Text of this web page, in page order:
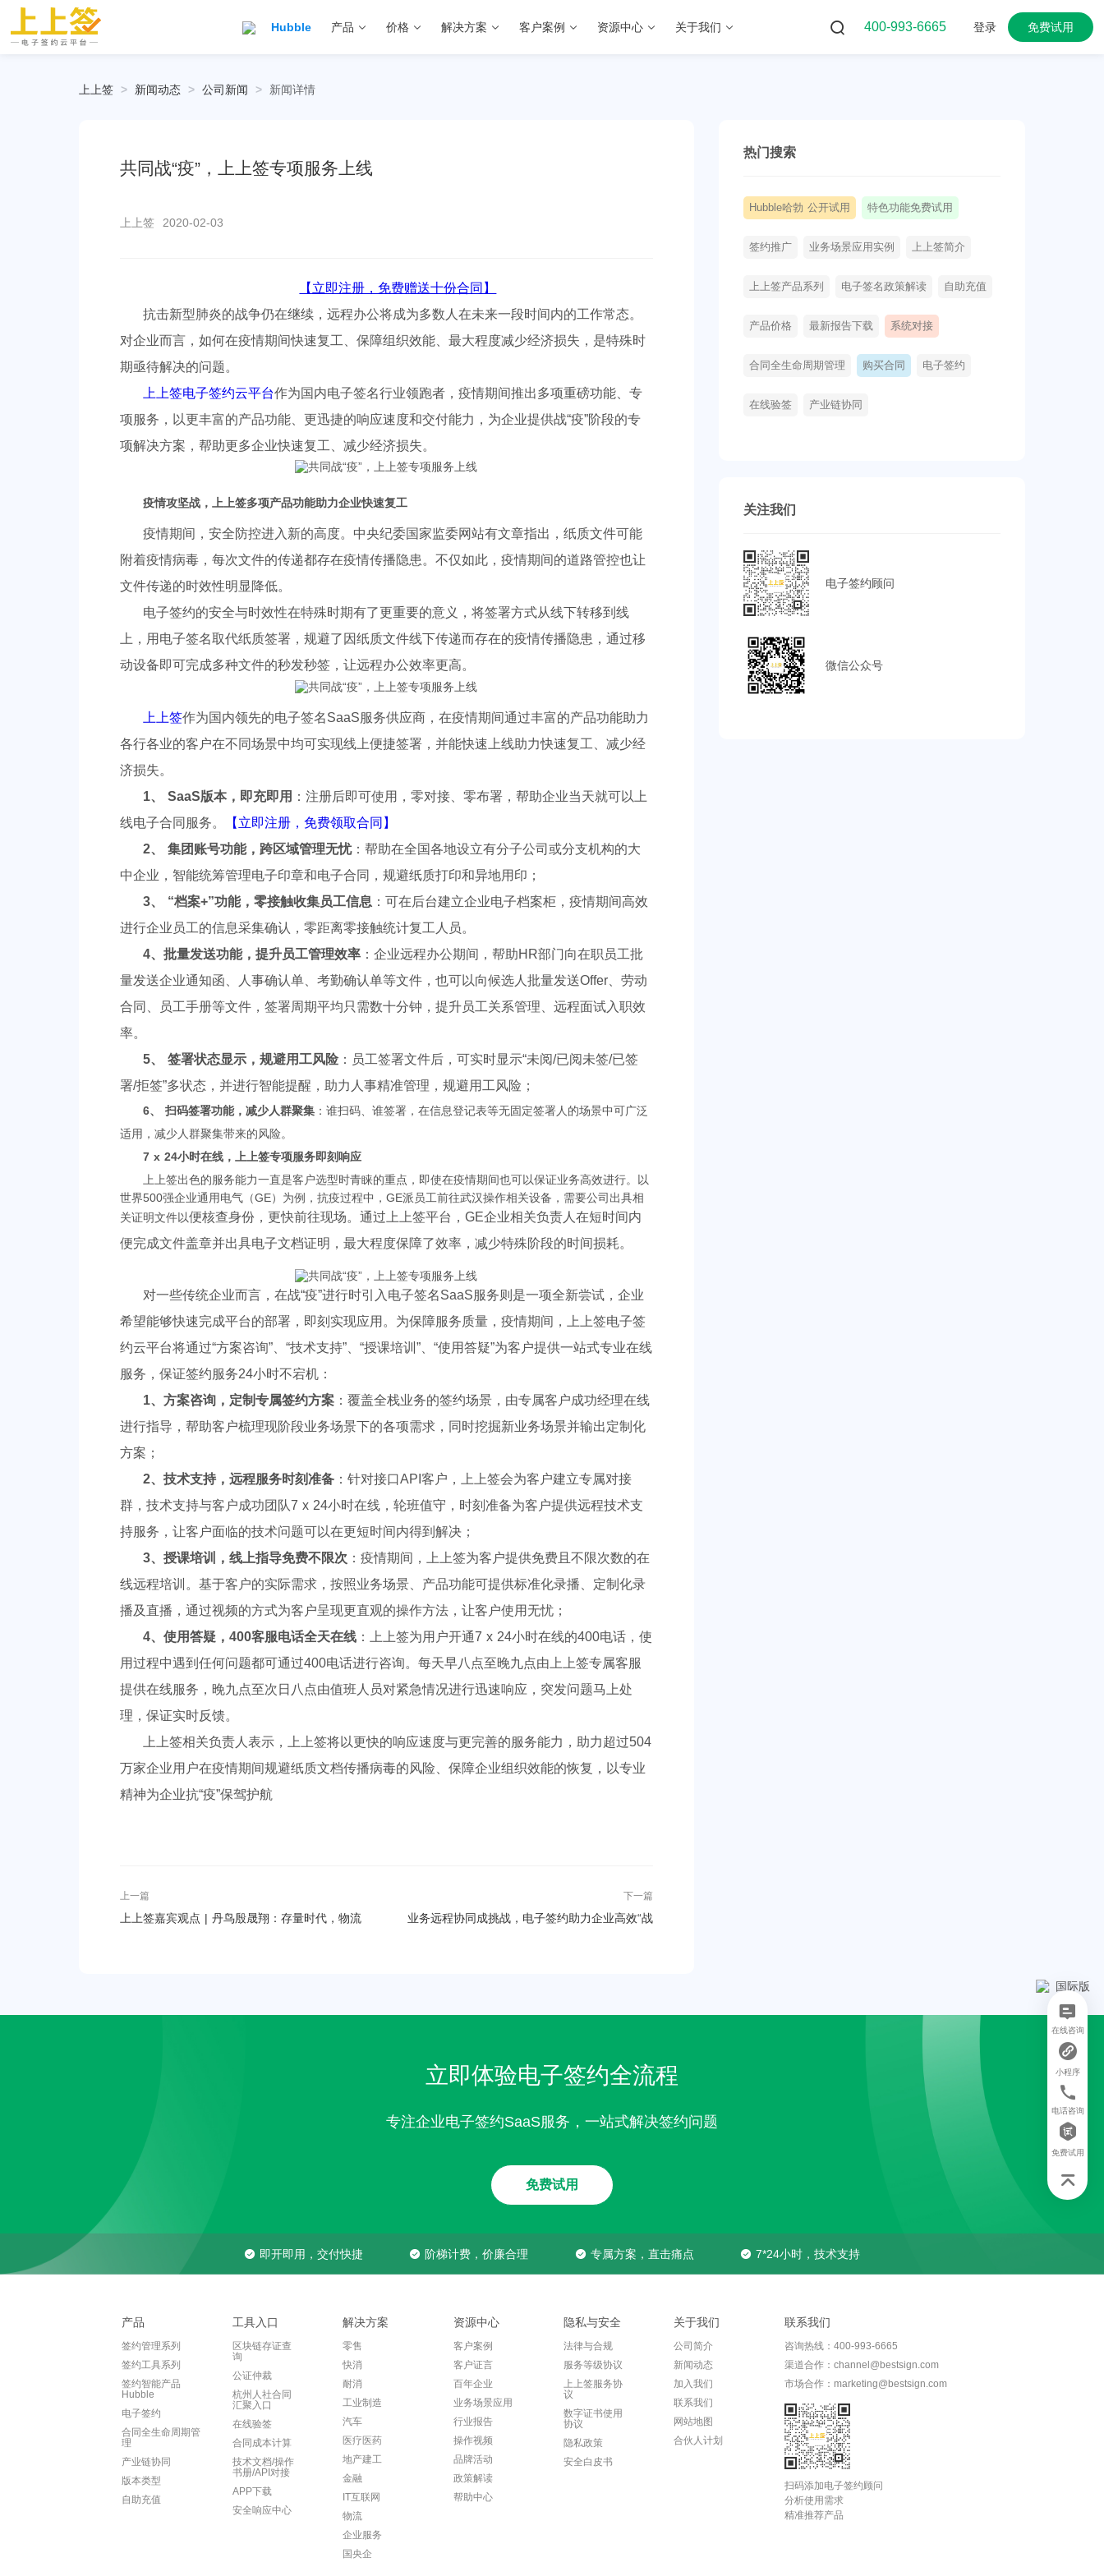
Hubble 产品 价格 解决方案 客户案例 资源中心 关于我们 400-993-6665 登录 免费试用
上上签 > 新闻动态 > 公司新闻 > 新闻详情
共同战“疫”，上上签专项服务上线
上上签 2020-02-03
【立即注册，免费赠送十份合同】
抗击新型肺炎的战争仍在继续，远程办公将成为多数人在未来一段时间内的工作常态。
对企业而言，如何在疫情期间快速复工、保障组织效能、最大程度减少经济损失，是特殊时
期亟待解决的问题。
上上签电子签约云平台作为国内电子签名行业领跑者，疫情期间推出多项重磅功能、专
项服务，以更丰富的产品功能、更迅捷的响应速度和交付能力，为企业提供战“疫”阶段的专
项解决方案，帮助更多企业快速复工、减少经济损失。
疫情攻坚战，上上签多项产品功能助力企业快速复工
疫情期间，安全防控进入新的高度。中央纪委国家监委网站有文章指出，纸质文件可能
附着疫情病毒，每次文件的传递都存在疫情传播隐患。不仅如此，疫情期间的道路管控也让
文件传递的时效性明显降低。
电子签约的安全与时效性在特殊时期有了更重要的意义，将签署方式从线下转移到线
上，用电子签名取代纸质签署，规避了因纸质文件线下传递而存在的疫情传播隐患，通过移
动设备即可完成多种文件的秒发秒签，让远程办公效率更高。
上上签作为国内领先的电子签名SaaS服务供应商，在疫情期间通过丰富的产品功能助力
各行各业的客户在不同场景中均可实现线上便捷签署，并能快速上线助力快速复工、减少经
济损失。
1、 SaaS版本，即充即用 ：注册后即可使用，零对接、零布署，帮助企业当天就可以上
线电子合同服务。
【立即注册，免费领取合同】
2、 集团账号功能，跨区域管理无忧：帮助在全国各地设立有分子公司或分支机构的大
中企业，智能统筹管理电子印章和电子合同，规避纸质打印和异地用印；
3、 “档案+”功能，零接触收集员工信息 ：可在后台建立企业电子档案柜，疫情期间高效
进行企业员工的信息采集确认，零距离零接触统计复工人员。
4、批量发送功能，提升员工管理效率 ：企业远程办公期间，帮助HR部门向在职员工批
量发送企业通知函、人事确认单、考勤确认单等文件，也可以向候选人批量发送Offer、劳动
合同、员工手册等文件，签署周期平均只需数十分钟，提升员工关系管理、远程面试入职效
率。
5、 签署状态显示，规避用工风险：员工签署文件后，可实时显示“未阅/已阅未签/已签
署/拒签”多状态，并进行智能提醒，助力人事精准管理，规避用工风险；
6、 扫码签署功能，减少人群聚集 ：谁扫码、谁签署，在信息登记表等无固定签署人的场景中可广泛
适用，减少人群聚集带来的风险。
7 x 24小时在线，上上签专项服务即刻响应
上上签出色的服务能力一直是客户选型时青睐的重点，即使在疫情期间也可以保证业务高效进行。以
世界500强企业通用电气（GE）为例，抗疫过程中，GE派员工前往武汉操作相关设备，需要公司出具相
关证明文件以便核查身份，更快前往现场。通过上上签平台，GE企业相关负责人在短时间内
便完成文件盖章并出具电子文档证明，最大程度保障了效率，减少特殊阶段的时间损耗。
对一些传统企业而言，在战“疫”进行时引入电子签名SaaS服务则是一项全新尝试，企业
希望能够快速完成平台的部署，即刻实现应用。为保障服务质量，疫情期间，上上签电子签
约云平台将通过“方案咨询”、“技术支持”、“授课培训”、“使用答疑”为客户提供一站式专业在线
服务，保证签约服务24小时不宕机：
1、方案咨询，定制专属签约方案 ：覆盖全栈业务的签约场景，由专属客户成功经理在线
进行指导，帮助客户梳理现阶段业务场景下的各项需求，同时挖掘新业务场景并输出定制化
方案；
2、技术支持，远程服务时刻准备 ：针对接口API客户，上上签会为客户建立专属对接
群，技术支持与客户成功团队7 x 24小时在线，轮班值守，时刻准备为客户提供远程技术支
持服务，让客户面临的技术问题可以在更短时间内得到解决；
3、授课培训，线上指导免费不限次 ：疫情期间，上上签为客户提供免费且不限次数的在
线远程培训。基于客户的实际需求，按照业务场景、产品功能可提供标准化录播、定制化录
播及直播，通过视频的方式为客户呈现更直观的操作方法，让客户使用无忧；
4、使用答疑，400客服电话全天在线 ：上上签为用户开通7 x 24小时在线的400电话，使
用过程中遇到任何问题都可通过400电话进行咨询。每天早八点至晚九点由上上签专属客服
提供在线服务，晚九点至次日八点由值班人员对紧急情况进行迅速响应，突发问题马上处
理，保证实时反馈。
上上签相关负责人表示，上上签将以更快的响应速度与更完善的服务能力，助力超过504
万家企业用户在疫情期间规避纸质文档传播病毒的风险、保障企业组织效能的恢复，以专业
精神为企业抗“疫”保驾护航
上一篇
上上签嘉宾观点 | 丹鸟殷晟翔：存量时代，物流
下一篇
业务远程协同成挑战，电子签约助力企业高效“战
热门搜索
Hubble哈勃 公开试用 特色功能免费试用
签约推广 业务场景应用实例 上上签简介
上上签产品系列 电子签名政策解读 自助充值
产品价格 最新报告下载 系统对接
合同全生命周期管理 购买合同 电子签约
在线验签 产业链协同
关注我们
电子签约顾问
微信公众号
立即体验电子签约全流程
专注企业电子签约SaaS服务，一站式解决签约问题
免费试用
即开即用，交付快捷 阶梯计费，价廉合理 专属方案，直击痛点 7*24小时，技术支持
产品
签约管理系列
签约工具系列
签约智能产品
Hubble
电子签约
合同全生命周期管
理
产业链协同
版本类型
自助充值
工具入口
区块链存证查
询
公证仲裁
杭州人社合同
汇聚入口
在线验签
合同成本计算
技术文档/操作
书册/API对接
APP下载
安全响应中心
解决方案
零售
快消
耐消
工业制造
汽车
医疗医药
地产建工
金融
IT互联网
物流
企业服务
国央企
资源中心
客户案例
客户证言
百年企业
业务场景应用
行业报告
操作视频
品牌活动
政策解读
帮助中心
隐私与安全
法律与合规
服务等级协议
上上签服务协
议
数字证书使用
协议
隐私政策
安全白皮书
关于我们
公司简介
新闻动态
加入我们
联系我们
网站地图
合伙人计划
联系我们
咨询热线：400-993-6665
渠道合作：channel@bestsign.com
市场合作：marketing@bestsign.com
扫码添加电子签约顾问
分析使用需求
精准推荐产品
在线咨询
小程序
电话咨询
免费试用